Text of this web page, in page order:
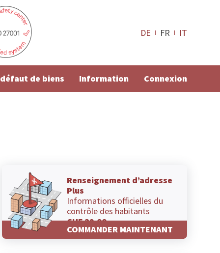
DE FR IT
de biens Information Connexion
Renseignement d’adresse
Plus
Informations officielles du
contrôle des habitants
CHF 29.00
COMMANDER MAINTENANT